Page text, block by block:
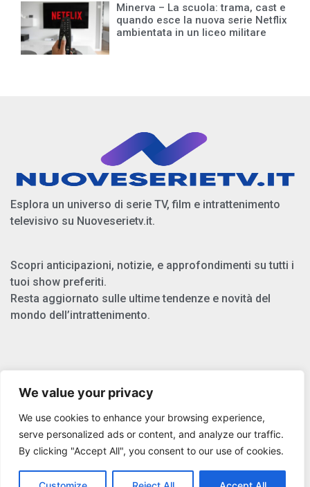
We value your privacy
We use cookies to enhance your browsing experience,
serve personalized ads or content, and analyze our traffic.
By clicking "Accept All", you consent to our use of cookies.
Minerva – La scuola: trama, cast e
quando esce la nuova serie Netflix
ambientata in un liceo militare
Esplora un universo di serie TV, film e intrattenimento
televisivo su Nuoveserietv.it.
Scopri anticipazioni, notizie, e approfondimenti su tutti i
tuoi show preferiti.
Resta aggiornato sulle ultime tendenze e novità del
mondo dell’intrattenimento.
Privacy Policy
Cookie Policy
Copyright © 2025 Nuoveserietv.it